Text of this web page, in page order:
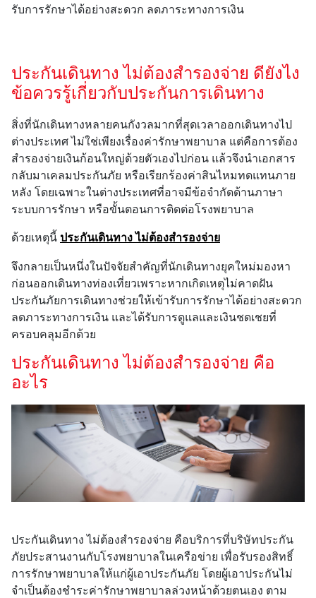
รับการรักษาได้อย่างสะดวก ลดภาระทางการเงิน
ประกันเดินทาง ไม่ต้องสำรองจ่าย ดียังไง
ข้อควรรู้เกี่ยวกับประกันการเดินทาง
สิ่งที่นักเดินทางหลายคนกังวลมากที่สุดเวลาออกเดินทางไป
ต่างประเทศ ไม่ใช่เพียงเรื่องค่ารักษาพยาบาล แต่คือการต้อง
สำรองจ่ายเงินก้อนใหญ่ด้วยตัวเองไปก่อน แล้วจึงนำเอกสาร
กลับมาเคลมประกันภัย หรือเรียกร้องค่าสินไหมทดแทนภาย
หลัง โดยเฉพาะในต่างประเทศที่อาจมีข้อจำกัดด้านภาษา
ระบบการรักษา หรือขั้นตอนการติดต่อโรงพยาบาล
ด้วยเหตุนี้ ประกันเดินทาง ไม่ต้องสำรองจ่าย
จึงกลายเป็นหนึ่งในปัจจัยสำคัญที่นักเดินทางยุคใหม่มองหา
ก่อนออกเดินทางท่องเที่ยวเพราะหากเกิดเหตุไม่คาดฝัน
ประกันภัยการเดินทางช่วยให้เข้ารับการรักษาได้อย่างสะดวก
ลดภาระทางการเงิน และได้รับการดูแลและเงินชดเชยที่
ครอบคลุมอีกด้วย
ประกันเดินทาง ไม่ต้องสำรองจ่าย คือ
อะไร
ประกันเดินทาง ไม่ต้องสำรองจ่าย คือบริการที่บริษัทประกัน
ภัยประสานงานกับโรงพยาบาลในเครือข่าย เพื่อรับรองสิทธิ์
การรักษาพยาบาลให้แก่ผู้เอาประกันภัย โดยผู้เอาประกันไม่
จำเป็นต้องชำระค่ารักษาพยาบาลล่วงหน้าด้วยตนเอง ตาม